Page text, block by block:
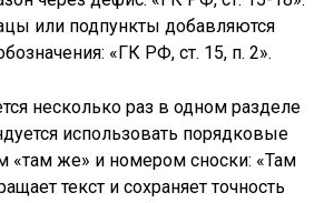
или подпункты добавляются
«ГК РФ, ст. 15, п. 2».
несколько раз в одном разделе
использовать порядковые
«там же» и номером сноски: «Там
текст и сохраняет точность